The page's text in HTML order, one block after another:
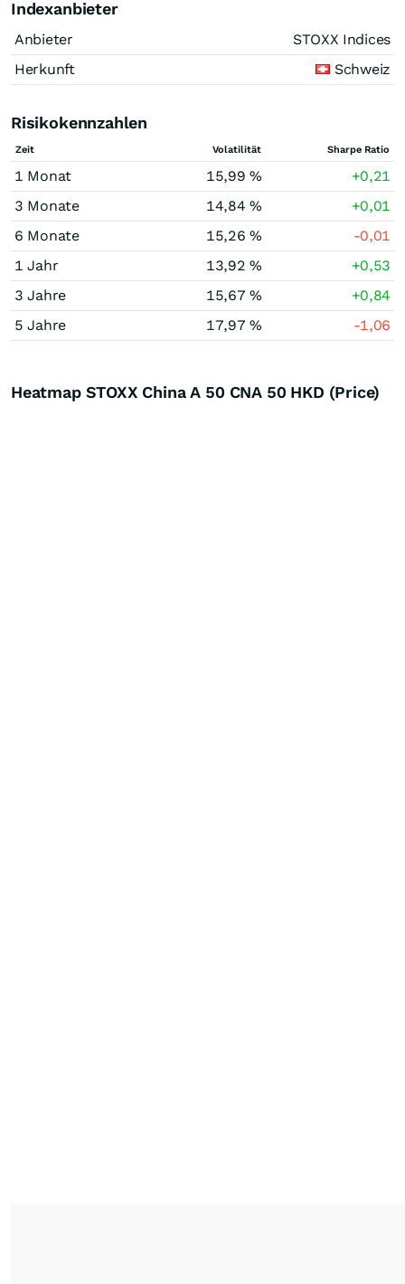
Indexanbieter
Anbieter
STOXX Indices
Herkunft
Schweiz
Risikokennzahlen
Zeit Volatilität Sharpe Ratio
1 Monat 15,99 %
+0,21
3 Monate
14,84 %
+0,01
6 Monate
15,26 %
-0,01
1 Jahr
13,92 %
+0,53
3 Jahre
15,67 %
+0,84
5 Jahre
17,97 % -1,06
Heatmap STOXX China A 50 CNA 50 HKD (Price)